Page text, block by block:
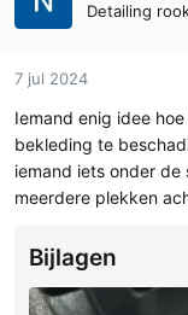
c
r
t
e
r
t
u
m
Detailing
7 jul 2024
Iemand enig idee
bekleding te
iemand iets onder
meerdere plekken
Bijlagen